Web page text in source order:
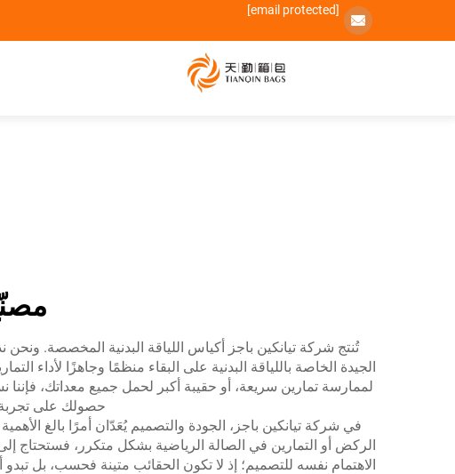
[email protected]
تُنتج شركة تيانكين باجز أكياس اللياقة البدنية المخصصة.
الجيدة الخاصة باللياقة البدنية على البقاء منظمًا وجاهزًا لأداء
لممارسة تمارين سريعة، أو حقيبة أكبر لحمل جميع معداتك،
حصولك على تجربة
في شركة تيانكين باجز، الجودة والتصميم يُعَدّان أمرًا بالغ
الركض أو التمارين في الصالة الرياضية بشكل متكرر، فستحتاج
الاهتمام نفسه للتصميم؛ إذ لا تكون الحقائب متينة فحسب، بل